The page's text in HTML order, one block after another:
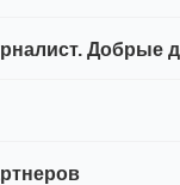
Добрые